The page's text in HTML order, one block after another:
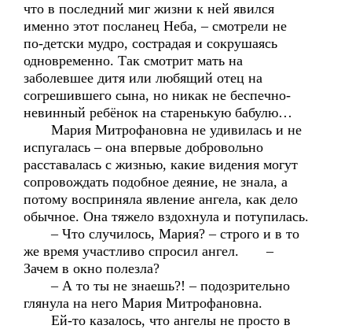
что в последний миг жизни к ней явился
именно этот посланец Неба, – смотрели не
по-детски мудро, сострадая и сокрушаясь
одновременно. Так смотрит мать на
заболевшее дитя или любящий отец на
согрешившего сына, но никак не беспечно-
невинный ребёнок на старенькую бабулю…
Мария Митрофановна не удивилась и не
испугалась – она впервые добровольно
расставалась с жизнью, какие видения могут
сопровождать подобное деяние, не знала, а
потому восприняла явление ангела, как дело
обычное. Она тяжело вздохнула и потупилась.
– Что случилось, Мария? – строго и в то
же время участливо спросил ангел. –
Зачем в окно полезла?
– А то ты не знаешь?! – подозрительно
глянула на него Мария Митрофановна.
Ей-то казалось, что ангелы не просто в